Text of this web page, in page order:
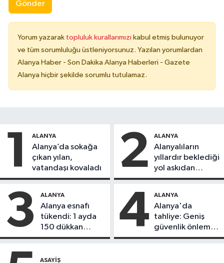
Gönder
Yorum yazarak topluluk kurallarımızı kabul etmiş bulunuyor
ve tüm sorumluluğu üstleniyorsunuz. Yazılan yorumlardan
Alanya Haber - Son Dakika Alanya Haberleri - Gazete
Alanya hiçbir şekilde sorumlu tutulamaz.
1 ALANYA
Alanya’da sokağa
çıkan yılan,
vatandaşı kovaladı
2 ALANYA
Alanyalıların
yıllardır beklediği
yol askıdan
döndü
3 ALANYA
Alanya esnafı
tükendi: 1 ayda
150 dükkan
kapandı
4 ALANYA
Alanya'da
tahliye: Geniş
güvenlik önlemi
alındı
ASAYIŞ